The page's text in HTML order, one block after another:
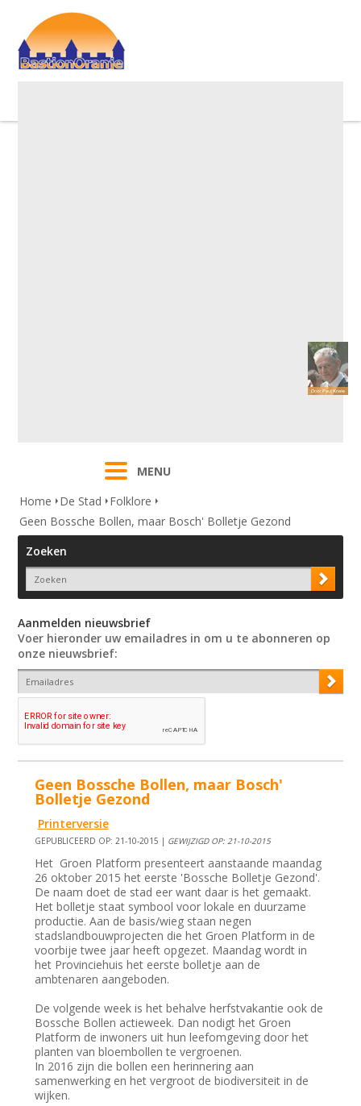
MENU
Home
De Stad
Folklore
Geen Bossche Bollen, maar Bosch' Bolletje Gezond
Zoeken
Aanmelden nieuwsbrief
Voer hieronder uw emailadres in om u te abonneren op
onze nieuwsbrief:
Geen Bossche Bollen, maar Bosch'
Bolletje Gezond
Printerversie
GEPUBLICEERD OP: 21-10-2015 | GEWIJZIGD OP: 21-10-2015
Het Groen Platform presenteert aanstaande maandag
26 oktober 2015 het eerste 'Bossche Bolletje Gezond'.
De naam doet de stad eer want daar is het gemaakt.
Het bolletje staat symbool voor lokale en duurzame
productie. Aan de basis/wieg staan negen
stadslandbouwprojecten die het Groen Platform in de
voorbije twee jaar heeft opgezet. Maandag wordt in
het Provinciehuis het eerste bolletje aan de
ambtenaren aangeboden.
De volgende week is het behalve herfstvakantie ook de
Bossche Bollen actieweek. Dan nodigt het Groen
Platform de inwoners uit hun leefomgeving door het
planten van bloembollen te vergroenen.
In 2016 zijn die bollen een herinnering aan
samenwerking en het vergroot de biodiversiteit in de
wijken.